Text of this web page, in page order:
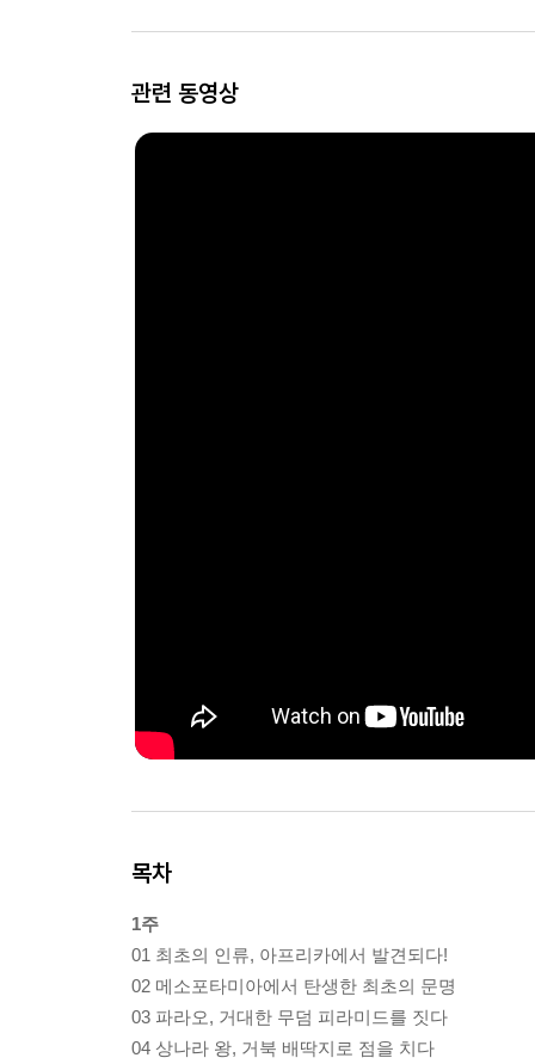
관련 동영상
목차
1주
01 최초의 인류, 아프리카에서 발견되다!
02 메소포타미아에서 탄생한 최초의 문명
03 파라오, 거대한 무덤 피라미드를 짓다
04 상나라 왕, 거북 배딱지로 점을 치다